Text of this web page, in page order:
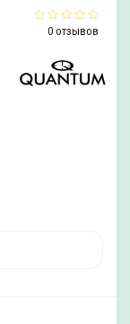
0 отзывов